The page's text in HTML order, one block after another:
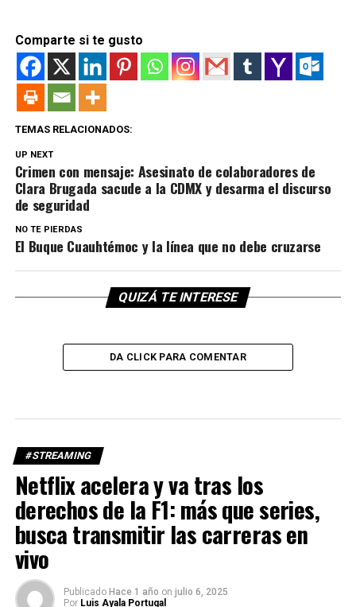
Comparte si te gusto
TEMAS RELACIONADOS:
UP NEXT
Crimen con mensaje: Asesinato de colaboradores de
Clara Brugada sacude a la CDMX y desarma el discurso
de seguridad
NO TE PIERDAS
El Buque Cuauhtémoc y la línea que no debe cruzarse
QUIZÁ TE INTERESE
DA CLICK PARA COMENTAR
#STREAMING
Netflix acelera y va tras los
derechos de la F1: más que series,
busca transmitir las carreras en
vivo
Publicado Hace 1 año on julio 6, 2025
Por Luis Ayala Portugal